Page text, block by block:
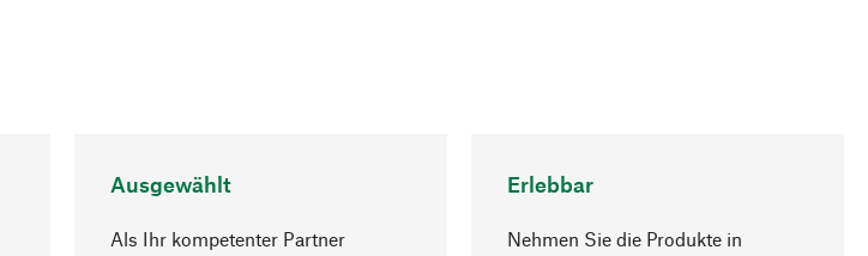
Ausgewählt
Als Ihr kompetenter Partner
Erlebbar
Nehmen Sie die Produkte in